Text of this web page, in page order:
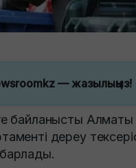
— жазылыңыз!
байланысты
дереу